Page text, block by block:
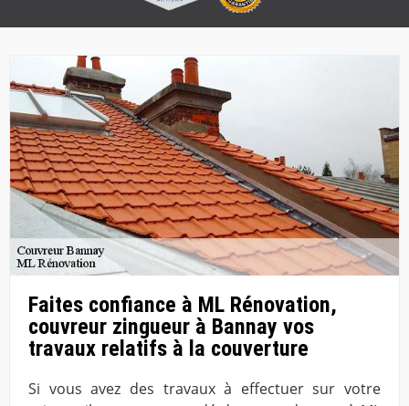
Faites confiance à ML Rénovation,
couvreur zingueur à Bannay vos
travaux relatifs à la couverture
Si vous avez des travaux à effectuer sur votre